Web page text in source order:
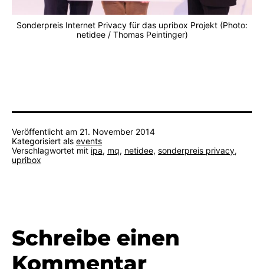
Sonderpreis Internet Privacy für das upribox Projekt (Photo:
netidee / Thomas Peintinger)
Veröffentlicht am 21. November 2014
Kategorisiert als events
Verschlagwortet mit ipa, mq, netidee, sonderpreis privacy,
upribox
Schreibe einen
Kommentar